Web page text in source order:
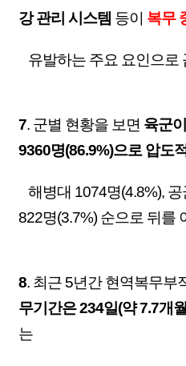
강 관리 시스템 등이 복무
유발하는 주요 요인으로
7. 군별 현황을 보면 육군
9360명(86.9%)으로 압도
해병대 1074명(4.8%),
822명(3.7%) 순으로 뒤를
8. 최근 5년간 현역복무부
무기간은 234일(약 7.7개월
는